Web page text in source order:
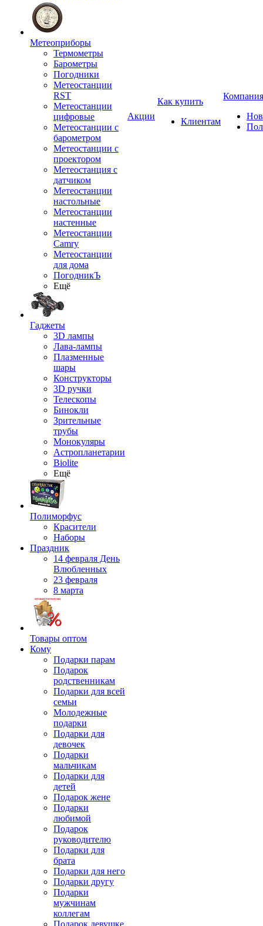
Метеоприборы
Термометры
Барометры
Погодники
Метеостанции
RST
Метеостанции
цифровые
Метеостанции с
барометром
Метеостанции с
проектором
Метеостанция с
датчиком
Метеостанции
настольные
Метеостанции
настенные
Метеостанции
Camry
Метеостанции
для дома
ПогодникЪ
Ещё
Гаджеты
3D лампы
Лава-лампы
Плазменные
шары
Конструкторы
3D ручки
Телескопы
Бинокли
Зрительные
трубы
Монокуляры
Астропланетарии
Biolite
Ещё
Полиморфус
Красители
Наборы
Праздник
14 февраля День
Влюбленных
23 февраля
8 марта
Товары оптом
Кому
Подарки парам
Подарок
родственникам
Подарки для всей
семьи
Молодежные
подарки
Подарки для
девочек
Подарки
мальчикам
Подарки для
детей
Подарок жене
Подарки
любимой
Подарок
руководителю
Подарки для
брата
Подарки для него
Подарки другу
Подарки
мужчинам
коллегам
Подарок девушке
Акции
Как купить
Клиентам
Компания